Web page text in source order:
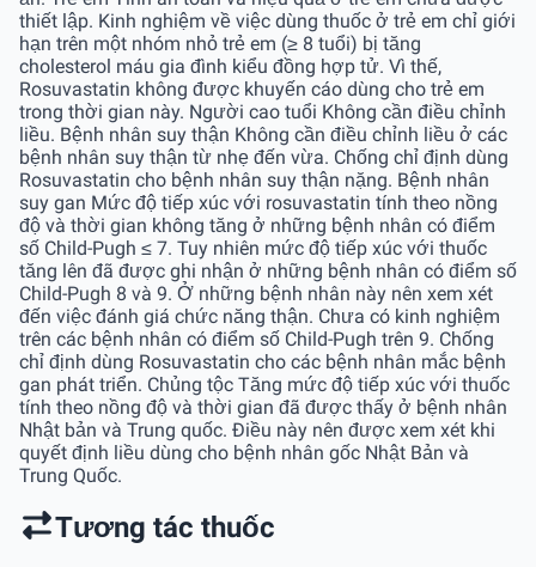
thiết lập. Kinh nghiệm về việc dùng thuốc ở trẻ em chỉ giới
hạn trên một nhóm nhỏ trẻ em (≥ 8 tuổi) bị tăng
cholesterol máu gia đình kiểu đồng hợp tử. Vì thế,
Rosuvastatin không được khuyến cáo dùng cho trẻ em
trong thời gian này. Người cao tuổi Không cần điều chỉnh
liều. Bệnh nhân suy thận Không cần điều chỉnh liều ở các
bệnh nhân suy thận từ nhẹ đến vừa. Chống chỉ định dùng
Rosuvastatin cho bệnh nhân suy thận nặng. Bệnh nhân
suy gan Mức độ tiếp xúc với rosuvastatin tính theo nồng
độ và thời gian không tăng ở những bệnh nhân có điểm
số Child-Pugh ≤ 7. Tuy nhiên mức độ tiếp xúc với thuốc
tăng lên đã được ghi nhận ở những bệnh nhân có điểm số
Child-Pugh 8 và 9. Ở những bệnh nhân này nên xem xét
đến việc đánh giá chức năng thận. Chưa có kinh nghiệm
trên các bệnh nhân có điểm số Child-Pugh trên 9. Chống
chỉ định dùng Rosuvastatin cho các bệnh nhân mắc bệnh
gan phát triển. Chủng tộc Tăng mức độ tiếp xúc với thuốc
tính theo nồng độ và thời gian đã được thấy ở bệnh nhân
Nhật bản và Trung quốc. Ðiều này nên được xem xét khi
quyết định liều dùng cho bệnh nhân gốc Nhật Bản và
Trung Quốc.
Tương tác thuốc